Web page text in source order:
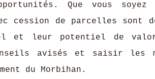
Que vous
cession de parcelles sont
et leur potentiel de
avisés et saisir les
du Morbihan.